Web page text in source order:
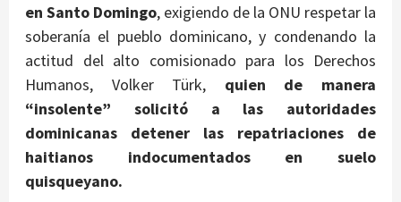
en Santo Domingo, exigiendo de la ONU respetar la
soberanía el pueblo dominicano, y condenando la
actitud del alto comisionado para los Derechos
Humanos, Volker Türk, quien de manera
“insolente” solicitó a las autoridades
dominicanas detener las repatriaciones de
haitianos indocumentados en suelo
quisqueyano.